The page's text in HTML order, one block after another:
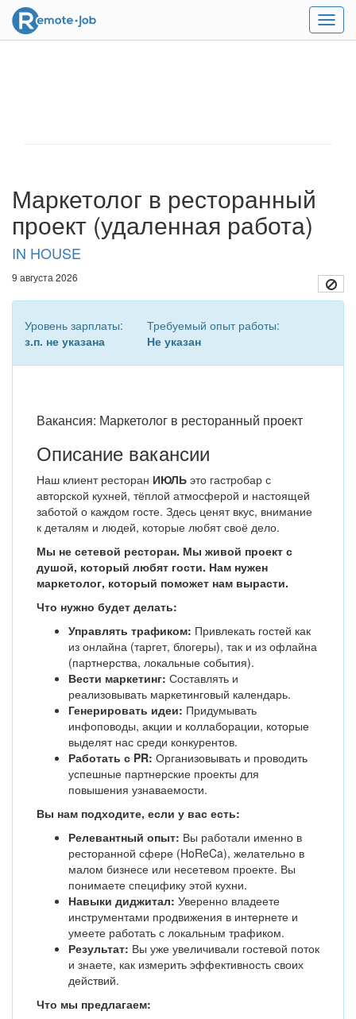
Меню
Маркетолог в ресторанный
проект (удаленная работа)
IN HOUSE
9 августа 2026
Уровень зарплаты:
з.п. не указана
Требуемый опыт работы:
Не указан
Вакансия: Маркетолог в ресторанный проект
Описание вакансии
Наш клиент ресторан ИЮЛЬ это гастробар с
авторской кухней, тёплой атмосферой и настоящей
заботой о каждом госте. Здесь ценят вкус, внимание
к деталям и людей, которые любят своё дело.
Мы не сетевой ресторан. Мы живой проект с
душой, который любят гости. Нам нужен
маркетолог, который поможет нам вырасти.
Что нужно будет делать:
Управлять трафиком: Привлекать гостей как
из онлайна (таргет, блогеры), так и из офлайна
(партнерства, локальные события).
Вести маркетинг: Составлять и
реализовывать маркетинговый календарь.
Генерировать идеи: Придумывать
инфоповоды, акции и коллаборации, которые
выделят нас среди конкурентов.
Работать с PR: Организовывать и проводить
успешные партнерские проекты для
повышения узнаваемости.
Вы нам подходите, если у вас есть:
Релевантный опыт: Вы работали именно в
ресторанной сфере (HoReCa), желательно в
малом бизнесе или несетевом проекте. Вы
понимаете специфику этой кухни.
Навыки диджитал: Уверенно владеете
инструментами продвижения в интернете и
умеете работать с локальным трафиком.
Результат: Вы уже увеличивали гостевой поток
и знаете, как измерить эффективность своих
действий.
Что мы предлагаем: